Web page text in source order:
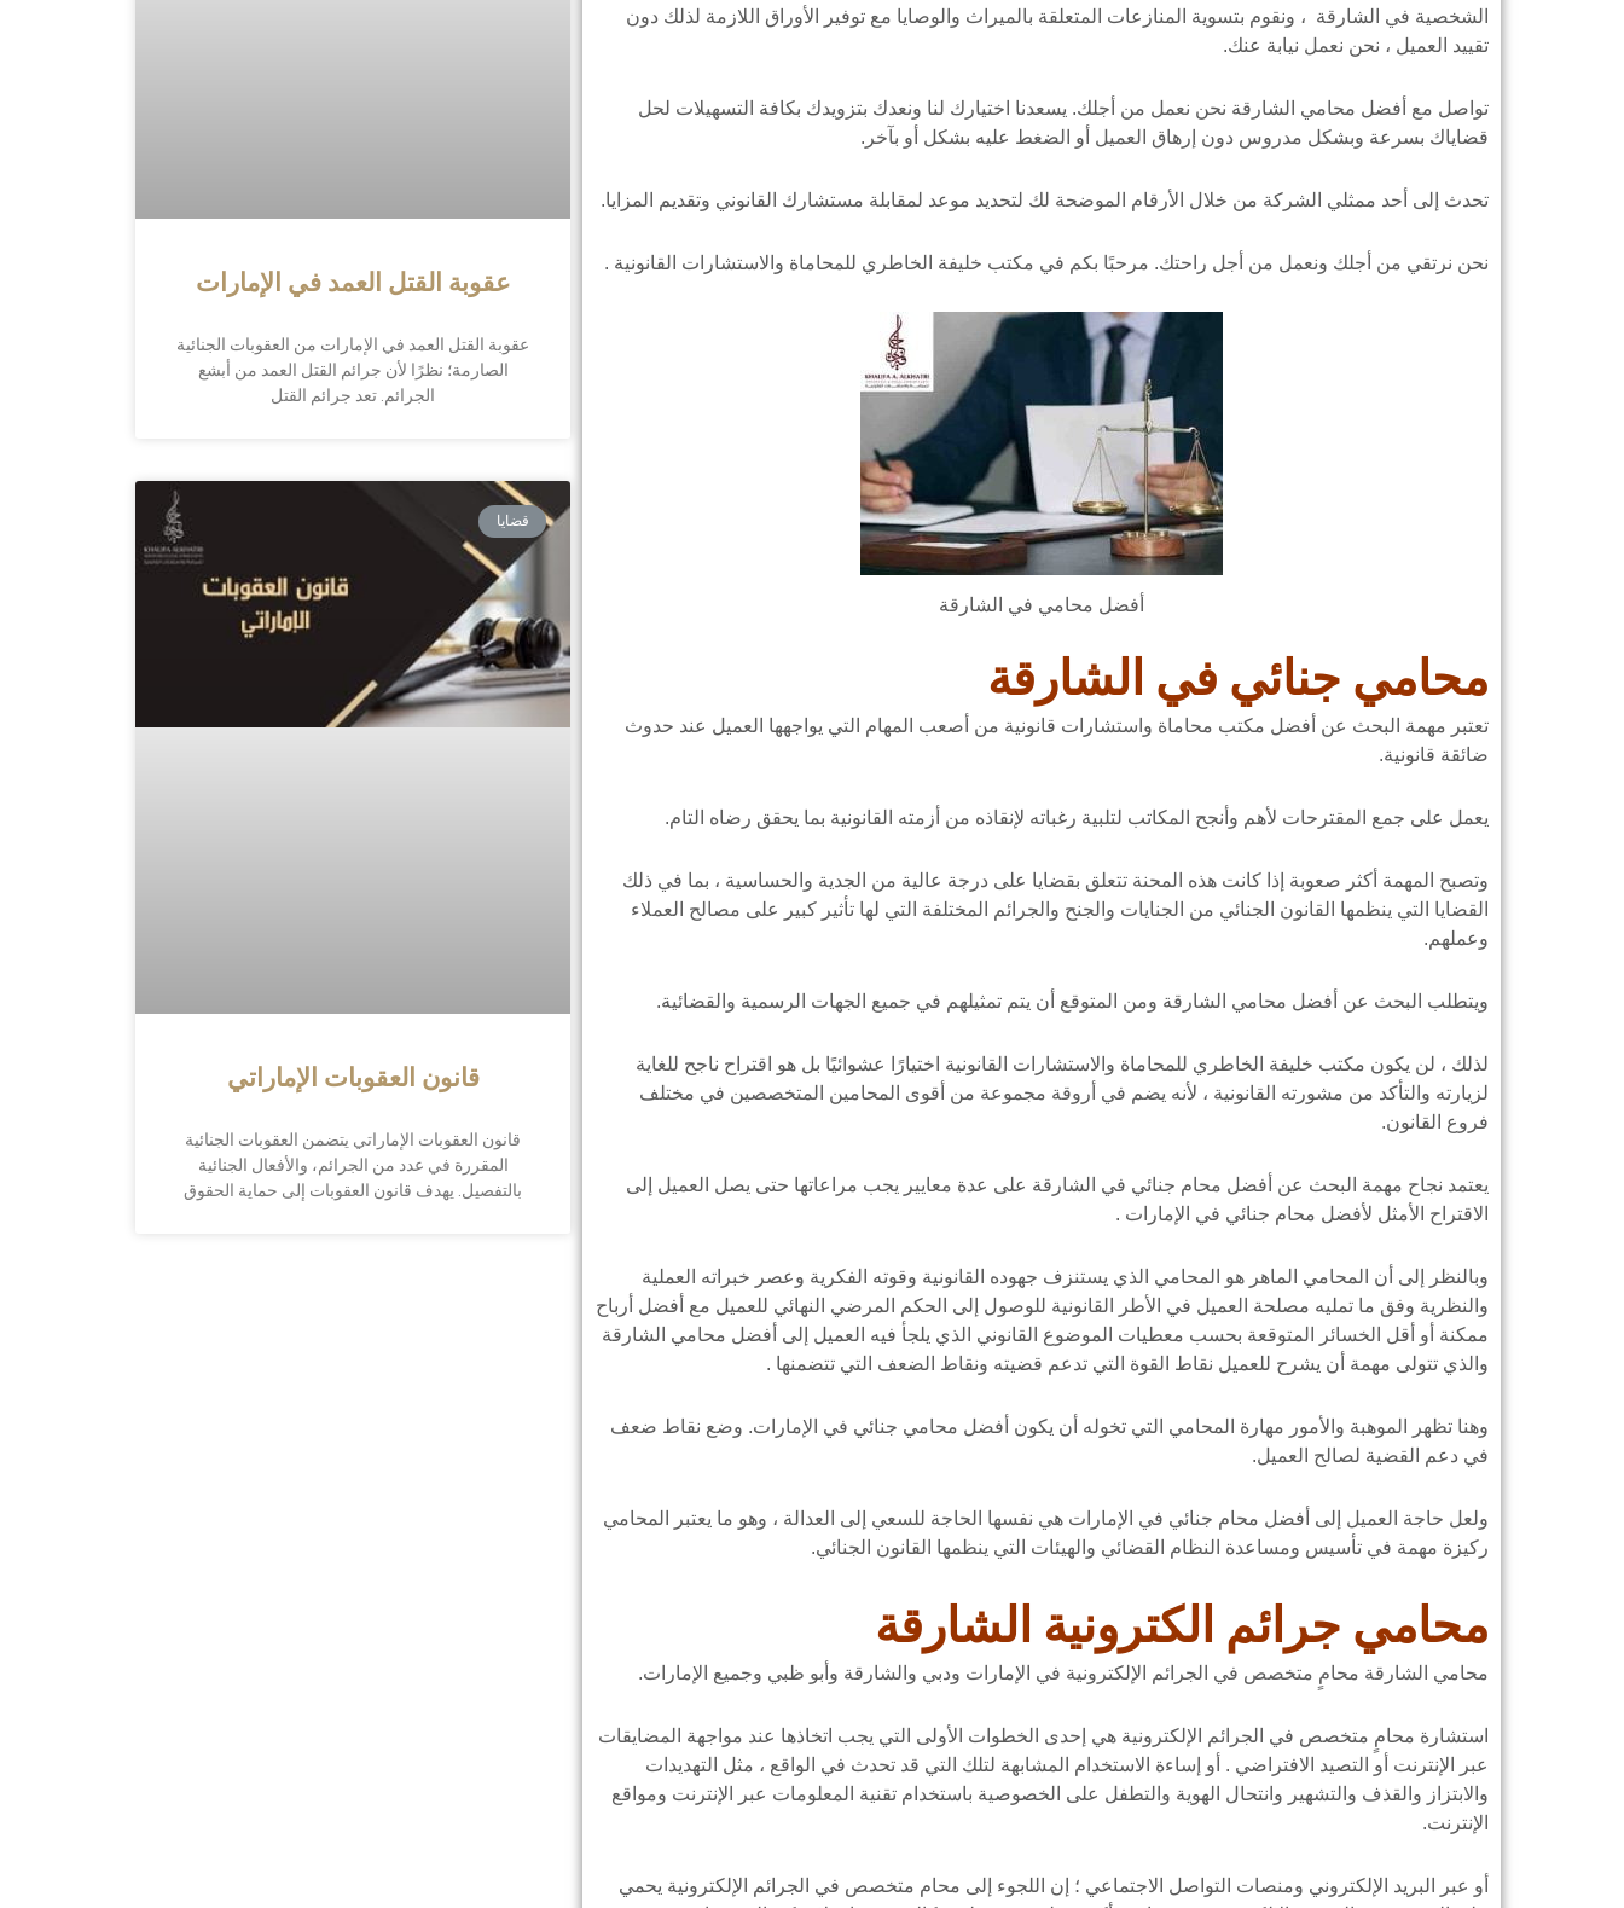
الشخصية في الشارقة ، ونقوم بتسوية المنازعات المتعلقة بالميراث والوصايا مع توفير الأوراق اللازمة لذلك دون
تقييد العميل ، نحن نعمل نيابة عنك.
تواصل مع أفضل محامي الشارقة نحن نعمل من أجلك. يسعدنا اختيارك لنا ونعدك بتزويدك بكافة التسهيلات لحل
قضاياك بسرعة وبشكل مدروس دون إرهاق العميل أو الضغط عليه بشكل أو بآخر.
تحدث إلى أحد ممثلي الشركة من خلال الأرقام الموضحة لك لتحديد موعد لمقابلة مستشارك القانوني وتقديم المزايا.
نحن نرتقي من أجلك ونعمل من أجل راحتك. مرحبًا بكم في مكتب خليفة الخاطري للمحاماة والاستشارات القانونية .
أفضل محامي في الشارقة
محامي جنائي في الشارقة
تعتبر مهمة البحث عن أفضل مكتب محاماة واستشارات قانونية من أصعب المهام التي يواجهها العميل عند حدوث
ضائقة قانونية.
يعمل على جمع المقترحات لأهم وأنجح المكاتب لتلبية رغباته لإنقاذه من أزمته القانونية بما يحقق رضاه التام.
وتصبح المهمة أكثر صعوبة إذا كانت هذه المحنة تتعلق بقضايا على درجة عالية من الجدية والحساسية ، بما في ذلك
القضايا التي ينظمها القانون الجنائي من الجنايات والجنح والجرائم المختلفة التي لها تأثير كبير على مصالح العملاء
وعملهم.
ويتطلب البحث عن أفضل محامي الشارقة ومن المتوقع أن يتم تمثيلهم في جميع الجهات الرسمية والقضائية.
لذلك ، لن يكون مكتب خليفة الخاطري للمحاماة والاستشارات القانونية اختيارًا عشوائيًا بل هو اقتراح ناجح للغاية
لزيارته والتأكد من مشورته القانونية ، لأنه يضم في أروقة مجموعة من أقوى المحامين المتخصصين في مختلف
فروع القانون.
يعتمد نجاح مهمة البحث عن أفضل محام جنائي في الشارقة على عدة معايير يجب مراعاتها حتى يصل العميل إلى
الاقتراح الأمثل لأفضل محام جنائي في الإمارات .
وبالنظر إلى أن المحامي الماهر هو المحامي الذي يستنزف جهوده القانونية وقوته الفكرية وعصر خبراته العملية
والنظرية وفق ما تمليه مصلحة العميل في الأطر القانونية للوصول إلى الحكم المرضي النهائي للعميل مع أفضل أرباح
ممكنة أو أقل الخسائر المتوقعة بحسب معطيات الموضوع القانوني الذي يلجأ فيه العميل إلى أفضل محامي الشارقة
والذي تتولى مهمة أن يشرح للعميل نقاط القوة التي تدعم قضيته ونقاط الضعف التي تتضمنها .
وهنا تظهر الموهبة والأمور مهارة المحامي التي تخوله أن يكون أفضل محامي جنائي في الإمارات. وضع نقاط ضعف
في دعم القضية لصالح العميل.
ولعل حاجة العميل إلى أفضل محام جنائي في الإمارات هي نفسها الحاجة للسعي إلى العدالة ، وهو ما يعتبر المحامي
ركيزة مهمة في تأسيس ومساعدة النظام القضائي والهيئات التي ينظمها القانون الجنائي.
محامي جرائم الكترونية الشارقة
محامي الشارقة محامٍ متخصص في الجرائم الإلكترونية في الإمارات ودبي والشارقة وأبو ظبي وجميع الإمارات.
استشارة محامٍ متخصص في الجرائم الإلكترونية هي إحدى الخطوات الأولى التي يجب اتخاذها عند مواجهة المضايقات
عبر الإنترنت أو التصيد الافتراضي . أو إساءة الاستخدام المشابهة لتلك التي قد تحدث في الواقع ، مثل التهديدات
والابتزاز والقذف والتشهير وانتحال الهوية والتطفل على الخصوصية باستخدام تقنية المعلومات عبر الإنترنت ومواقع
الإنترنت.
أو عبر البريد الإلكتروني ومنصات التواصل الاجتماعي ؛ إن اللجوء إلى محام متخصص في الجرائم الإلكترونية يحمي
عقوبة القتل العمد في الإمارات
عقوبة القتل العمد في الإمارات من العقوبات الجنائية
الصارمة؛ نظرًا لأن جرائم القتل العمد من أبشع
الجرائم. تعد جرائم القتل
قضايا
قانون العقوبات الإماراتي
قانون العقوبات الإماراتي يتضمن العقوبات الجنائية
المقررة في عدد من الجرائم، والأفعال الجنائية
بالتفصيل. يهدف قانون العقوبات إلى حماية الحقوق